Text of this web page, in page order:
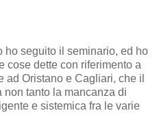
ho seguito il seminario, ed ho
cose dette con riferimento a
ad Oristano e Cagliari, che il
non tanto la mancanza di
e sistemica fra le varie